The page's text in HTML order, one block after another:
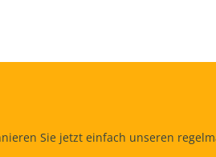
Sie jetzt einfach unseren